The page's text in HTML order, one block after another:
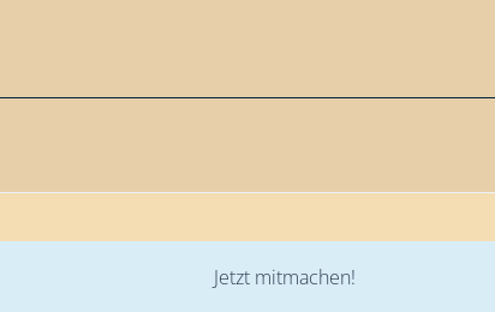
Jetzt mitmachen!